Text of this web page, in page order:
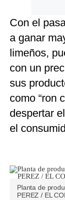
Con el
a ganar
limeños,
con un
sus
como “ron
despertar
el
Planta de
PEREZ / EL